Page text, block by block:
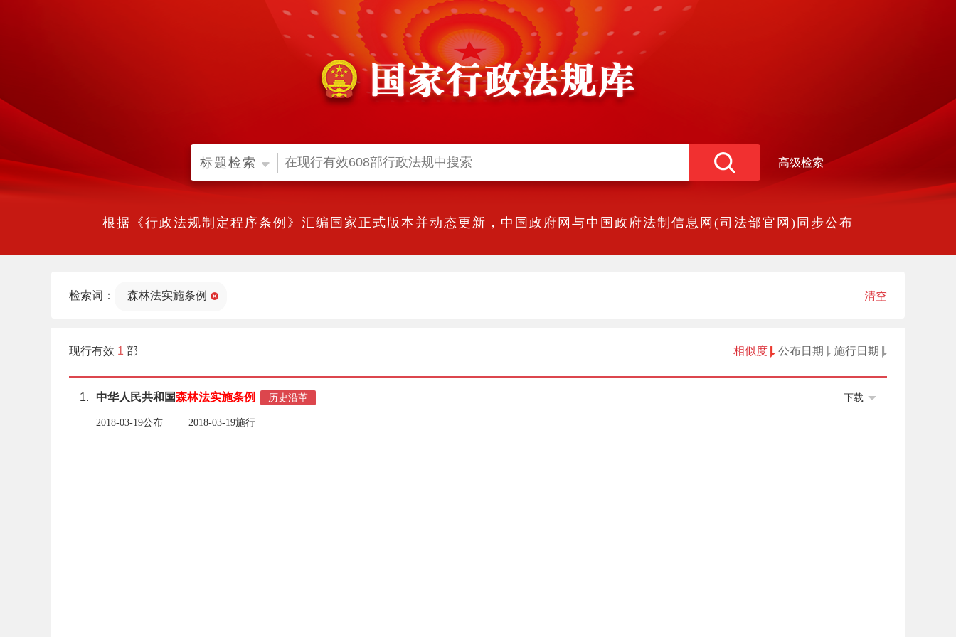
标题检索 高级检索
根据《行政法规制定程序条例》汇编国家正式版本并动态更新，中国政府网与中国政府法制信息网(司法部官网)同步公布
检索词： 森林法实施条例 清空
现行有效 1 部 相似度 公布日期 施行日期
1. 中华人民共和国森林法实施条例 历史沿革
2018-03-19公布 2018-03-19施行
下载